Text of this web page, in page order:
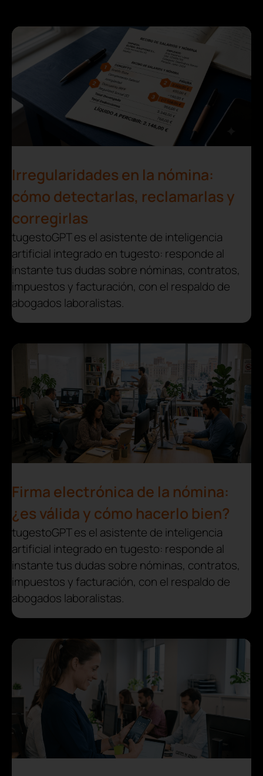
Irregularidades en la nómina:
cómo detectarlas, reclamarlas y
corregirlas
tugestoGPT es el asistente de inteligencia
artificial integrado en tugesto: responde al
instante tus dudas sobre nóminas, contratos,
impuestos y facturación, con el respaldo de
abogados laboralistas.
Firma electrónica de la nómina:
¿es válida y cómo hacerlo bien?
tugestoGPT es el asistente de inteligencia
artificial integrado en tugesto: responde al
instante tus dudas sobre nóminas, contratos,
impuestos y facturación, con el respaldo de
abogados laboralistas.